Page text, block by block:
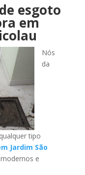
esgoto
em
Nós
da
tipo
Jardim São
e